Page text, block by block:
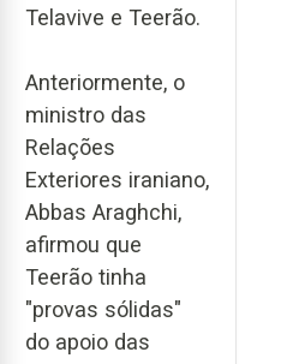
Telavive e Teerão.
Anteriormente, o
ministro das
Relações
Exteriores iraniano,
Abbas Araghchi,
afirmou que
Teerão tinha
"provas sólidas"
do apoio das